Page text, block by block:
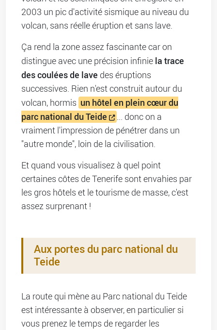
2003 un pic d'activité sismique au niveau du
volcan, sans réelle éruption et sans lave.
Ça rend la zone assez fascinante car on
distingue avec une précision infinie la trace
des coulées de lave des éruptions
successives. Rien n'est construit autour du
volcan, hormis un hôtel en plein cœur du
parc national du Teide
... donc on a
vraiment l'impression de pénétrer dans un
"autre monde", loin de la civilisation.
Et quand vous visualisez à quel point
certaines côtes de Tenerife sont envahies par
les gros hôtels et le tourisme de masse, c'est
assez surprenant !
Aux portes du parc national du
Teide
La route qui mène au Parc national du Teide
est intéressante à observer, en particulier si
vous prenez le temps de regarder les